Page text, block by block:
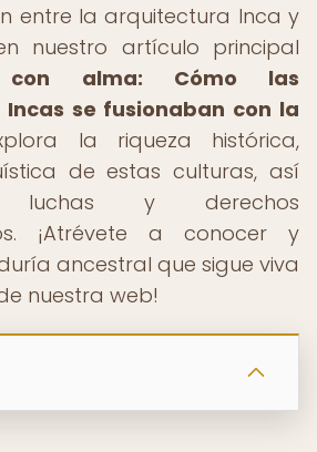
entre la arquitectura Inca y
nuestro artículo principal
con alma: Cómo las
Incas se fusionaban con la
la riqueza histórica,
de estas culturas, así
y derechos
¡Atrévete a conocer y
ancestral que sigue viva
nuestra web!